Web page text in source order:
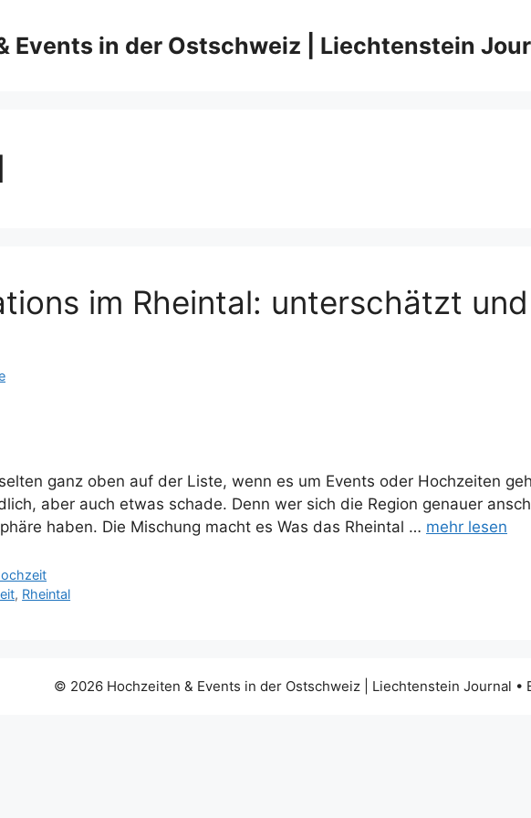
Events in der Ostschweiz | Liechtenstein
im Rheintal: unterschätzt
ganz oben auf der Liste, wenn es um Events oder Hochzeiten
aber auch etwas schade. Denn wer sich die Region genauer
haben. Die Mischung macht es Was das Rheintal … mehr lesen
, Rheintal
© 2026 Hochzeiten & Events in der Ostschweiz | Liechtenstein Journal •